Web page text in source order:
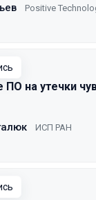
Positive
ПО на утечки
ИСП РАН